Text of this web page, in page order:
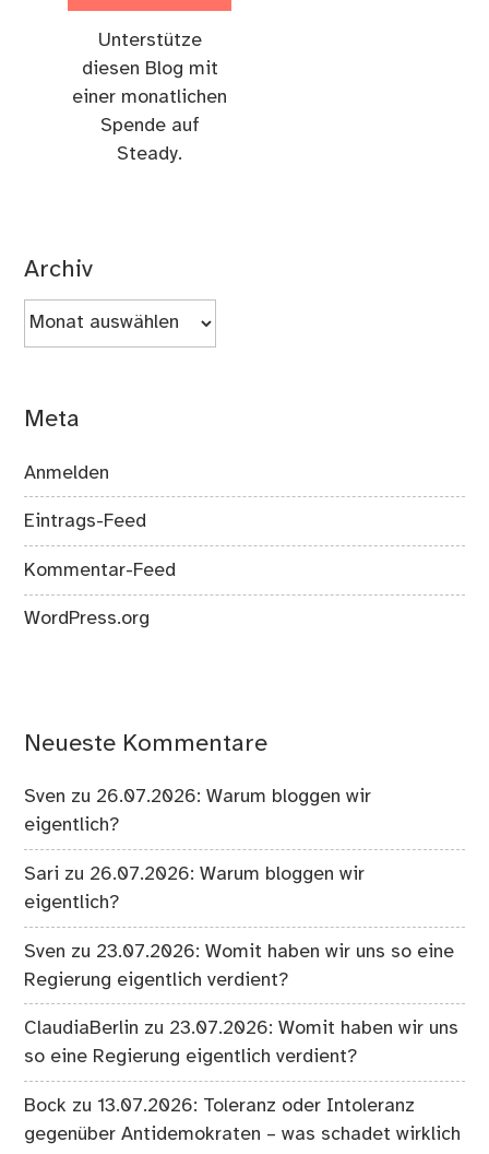
Unterstütze
diesen Blog mit
einer monatlichen
Spende auf
Steady.
Archiv
Archiv
Meta
Anmelden
Eintrags-Feed
Kommentar-Feed
WordPress.org
Neueste Kommentare
Sven zu 26.07.2026: Warum bloggen wir
eigentlich?
Sari zu 26.07.2026: Warum bloggen wir
eigentlich?
Sven zu 23.07.2026: Womit haben wir uns so eine
Regierung eigentlich verdient?
ClaudiaBerlin zu 23.07.2026: Womit haben wir uns
so eine Regierung eigentlich verdient?
Bock zu13.07.2026: Toleranz oder Intoleranz
gegenüber Antidemokraten – was schadet wirklich